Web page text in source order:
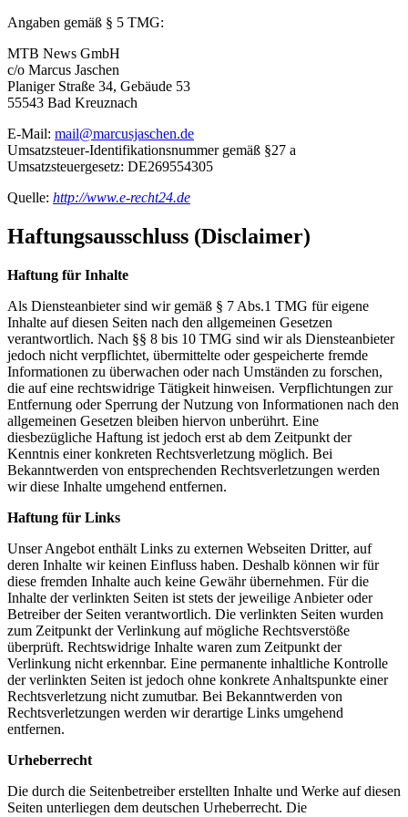
Angaben gemäß § 5 TMG:
MTB News GmbH
c/o Marcus Jaschen
Planiger Straße 34, Gebäude 53
55543 Bad Kreuznach
E-Mail: mail@marcusjaschen.de
Umsatzsteuer-Identifikationsnummer gemäß §27 a
Umsatzsteuergesetz: DE269554305
Quelle: http://www.e-recht24.de
Haftungsausschluss (Disclaimer)
Haftung für Inhalte
Als Diensteanbieter sind wir gemäß § 7 Abs.1 TMG für eigene
Inhalte auf diesen Seiten nach den allgemeinen Gesetzen
verantwortlich. Nach §§ 8 bis 10 TMG sind wir als Diensteanbieter
jedoch nicht verpflichtet, übermittelte oder gespeicherte fremde
Informationen zu überwachen oder nach Umständen zu forschen,
die auf eine rechtswidrige Tätigkeit hinweisen. Verpflichtungen zur
Entfernung oder Sperrung der Nutzung von Informationen nach den
allgemeinen Gesetzen bleiben hiervon unberührt. Eine
diesbezügliche Haftung ist jedoch erst ab dem Zeitpunkt der
Kenntnis einer konkreten Rechtsverletzung möglich. Bei
Bekanntwerden von entsprechenden Rechtsverletzungen werden
wir diese Inhalte umgehend entfernen.
Haftung für Links
Unser Angebot enthält Links zu externen Webseiten Dritter, auf
deren Inhalte wir keinen Einfluss haben. Deshalb können wir für
diese fremden Inhalte auch keine Gewähr übernehmen. Für die
Inhalte der verlinkten Seiten ist stets der jeweilige Anbieter oder
Betreiber der Seiten verantwortlich. Die verlinkten Seiten wurden
zum Zeitpunkt der Verlinkung auf mögliche Rechtsverstöße
überprüft. Rechtswidrige Inhalte waren zum Zeitpunkt der
Verlinkung nicht erkennbar. Eine permanente inhaltliche Kontrolle
der verlinkten Seiten ist jedoch ohne konkrete Anhaltspunkte einer
Rechtsverletzung nicht zumutbar. Bei Bekanntwerden von
Rechtsverletzungen werden wir derartige Links umgehend
entfernen.
Urheberrecht
Die durch die Seitenbetreiber erstellten Inhalte und Werke auf diesen
Seiten unterliegen dem deutschen Urheberrecht. Die